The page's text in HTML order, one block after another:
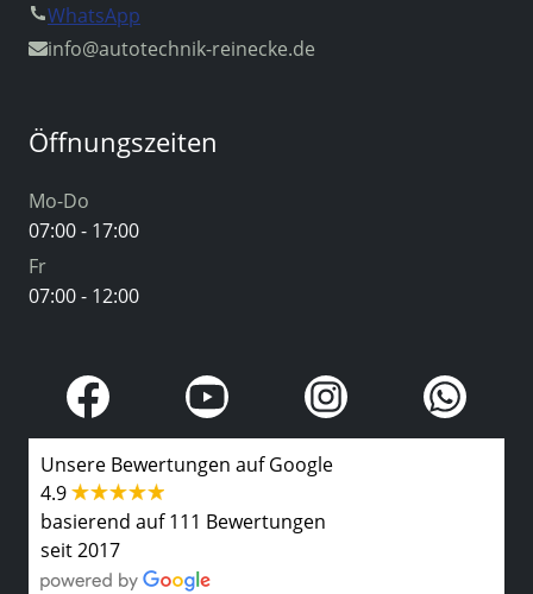
WhatsApp
info@autotechnik-reinecke.de
Öffnungszeiten
Mo-Do
07:00 - 17:00
Fr
07:00 - 12:00
Unsere Bewertungen auf Google
4.9
basierend auf 111 Bewertungen
seit 2017